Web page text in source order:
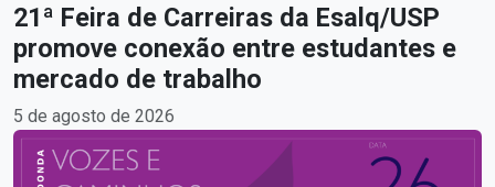
21ª Feira de Carreiras da Esalq/USP
promove conexão entre estudantes e
mercado de trabalho
5 de agosto de 2026